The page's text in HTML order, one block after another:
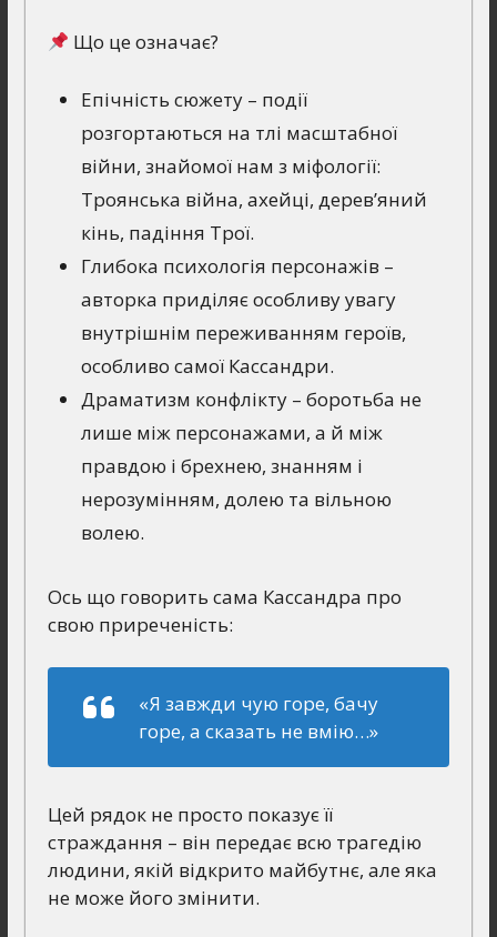
Що це означає?
Епічність сюжету – події
розгортаються на тлі масштабної
війни, знайомої нам з міфології:
Троянська війна, ахейці, дерев’яний
кінь, падіння Трої.
Глибока психологія персонажів –
авторка приділяє особливу увагу
внутрішнім переживанням героїв,
особливо самої Кассандри.
Драматизм конфлікту – боротьба не
лише між персонажами, а й між
правдою і брехнею, знанням і
нерозумінням, долею та вільною
волею.
Ось що говорить сама Кассандра про
свою приреченість:
«Я завжди чую горе, бачу
горе, а сказать не вмію…»
Цей рядок не просто показує її
страждання – він передає всю трагедію
людини, якій відкрито майбутнє, але яка
не може його змінити.